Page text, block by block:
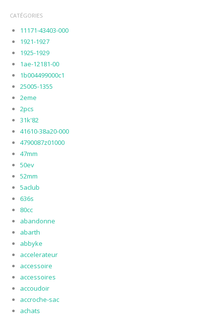
CATÉGORIES
11171-43403-000
1921-1927
1925-1929
1ae-12181-00
1b004499000c1
25005-1355
2eme
2pcs
31k'82
41610-38a20-000
4790087z01000
47mm
50ev
52mm
5aclub
636s
80cc
abandonne
abarth
abbyke
accelerateur
accessoire
accessoires
accoudoir
accroche-sac
achats